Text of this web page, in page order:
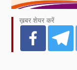
ख़बर शेयर करें